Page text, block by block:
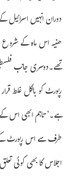
دوران انہیں اسرائیل
ھنیہ اس ماہ کے
تھے۔دوسری جانب
رپورٹ کو بالکل غلط
ہے۔’ تاہم ابھی اس
طرف سے اس رپورٹ
اجلاس کا بھی کوئی